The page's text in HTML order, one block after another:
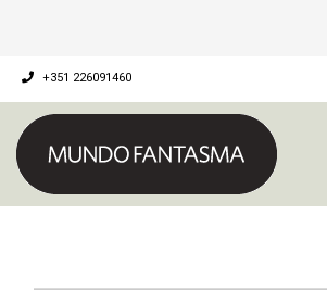
+351 226091460